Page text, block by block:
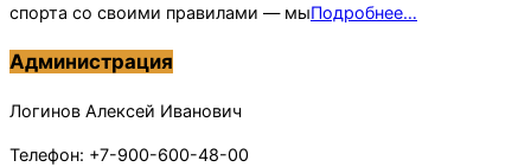
спорта со своими правилами — мыПодробнее…
Администрация
Логинов Алексей Иванович
Телефон: +7-900-600-48-00